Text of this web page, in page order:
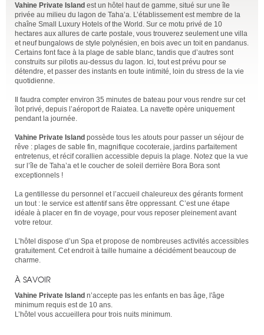
Vahine Private Island est un hôtel haut de gamme, situé sur une île
privée au milieu du lagon de Taha’a. L’établissement est membre de la
chaîne Small Luxury Hotels of the World. Sur ce motu privé de 10
hectares aux allures de carte postale, vous trouverez seulement une villa
et neuf bungalows de style polynésien, en bois avec un toit en pandanus.
Certains font face à la plage de sable blanc, tandis que d’autres sont
construits sur pilotis au-dessus du lagon. Ici, tout est prévu pour se
détendre, et passer des instants en toute intimité, loin du stress de la vie
quotidienne.
Il faudra compter environ 35 minutes de bateau pour vous rendre sur cet
îlot privé, depuis l’aéroport de Raiatea. La navette opère uniquement
pendant la journée.
Vahine Private Island possède tous les atouts pour passer un séjour de
rêve : plages de sable fin, magnifique cocoteraie, jardins parfaitement
entretenus, et récif corallien accessible depuis la plage. Notez que la vue
sur l’île de Taha’a et le coucher de soleil derrière Bora Bora sont
exceptionnels !
La gentillesse du personnel et l’accueil chaleureux des gérants forment
un tout : le service est attentif sans être oppressant. C’est une étape
idéale à placer en fin de voyage, pour vous reposer pleinement avant
votre retour.
L’hôtel dispose d’un Spa et propose de nombreuses activités accessibles
gratuitement. Cet endroit à taille humaine a décidément beaucoup de
charme.
À SAVOIR
Vahine Private Island n’accepte pas les enfants en bas âge, l'âge
minimum requis est de 10 ans.
L’hôtel vous accueillera pour trois nuits minimum.